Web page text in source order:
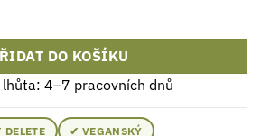
90 Kapsle množství
DO KOŠÍKU
4–7 pracovních dnů
DELETE
✔ VEGANSKÝ